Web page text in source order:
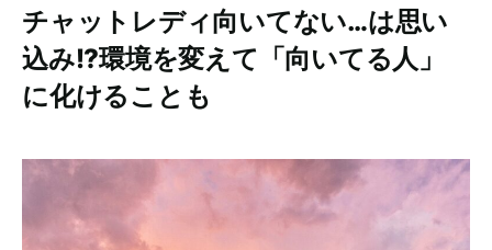
チャットレディ向いてない…は思い
込み!?環境を変えて「向いてる人」
に化けることも